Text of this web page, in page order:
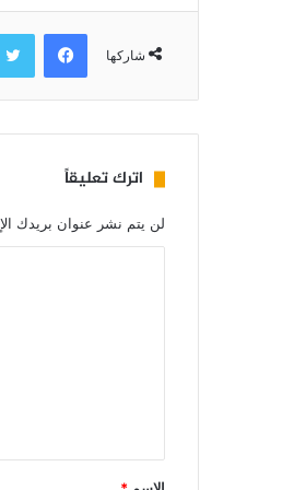
شاركها
اترك تعليقاً
لن يتم نشر عنوان بريدك